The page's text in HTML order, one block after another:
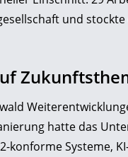
und
hatte das
konforme Systeme,